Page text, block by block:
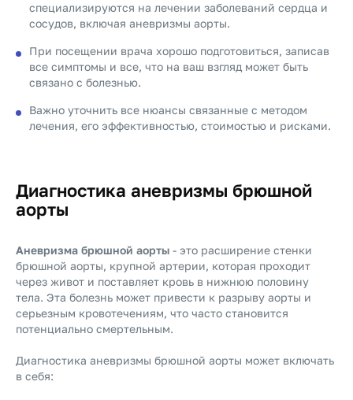
специализируются на лечении заболеваний сердца и
сосудов, включая аневризмы аорты.
При посещении врача хорошо подготовиться, записав
все симптомы и все, что на ваш взгляд может быть
связано с болезнью.
Важно уточнить все нюансы связанные с методом
лечения, его эффективностью, стоимостью и рисками.
Диагностика аневризмы брюшной
аорты
Аневризма брюшной аорты - это расширение стенки
брюшной аорты, крупной артерии, которая проходит
через живот и поставляет кровь в нижнюю половину
тела. Эта болезнь может привести к разрыву аорты и
серьезным кровотечениям, что часто становится
потенциально смертельным.
Диагностика аневризмы брюшной аорты может включать
в себя: